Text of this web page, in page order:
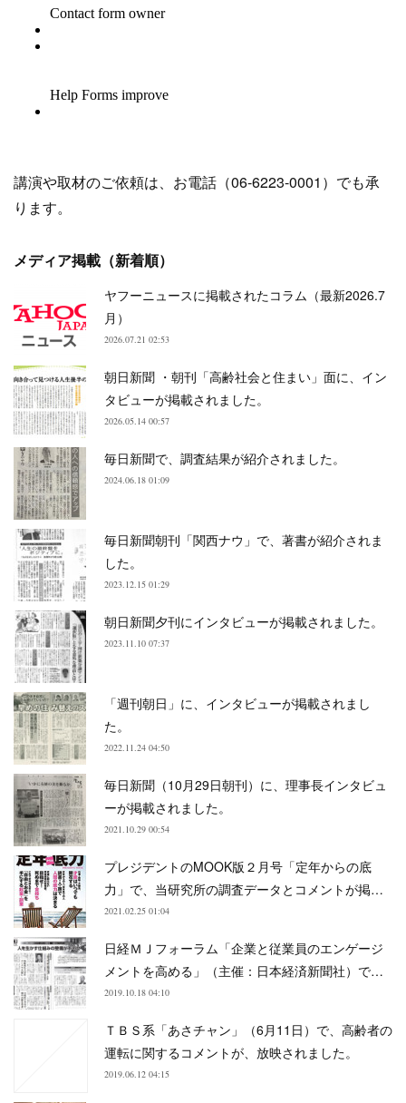
講演や取材のご依頼は、お電話（06-6223-0001）でも承
ります。
メディア掲載（新着順）
ヤフーニュースに掲載されたコラム（最新2026.7
月）
2026.07.21 02:53
朝日新聞 ・朝刊「高齢社会と住まい」面に、イン
タビューが掲載されました。
2026.05.14 00:57
毎日新聞で、調査結果が紹介されました。
2024.06.18 01:09
毎日新聞朝刊「関西ナウ」で、著書が紹介されま
した。
2023.12.15 01:29
朝日新聞夕刊にインタビューが掲載されました。
2023.11.10 07:37
「週刊朝日」に、インタビューが掲載されまし
た。
2022.11.24 04:50
毎日新聞（10月29日朝刊）に、理事長インタビュ
ーが掲載されました。
2021.10.29 00:54
プレジデントのMOOK版２月号「定年からの底
力」で、当研究所の調査データとコメントが掲…
2021.02.25 01:04
日経ＭＪフォーラム「企業と従業員のエンゲージ
メントを高める」（主催：日本経済新聞社）で…
2019.10.18 04:10
ＴＢＳ系「あさチャン」（6月11日）で、高齢者の
運転に関するコメントが、放映されました。
2019.06.12 04:15